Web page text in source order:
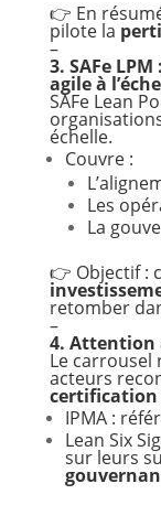
👉 En
pilote la
–
3. SAFe
agile à
SAFe Lean
échelle.
Couvre :
Les
La
👉 Objectif :
retomber
–
4. Attention
Le carrousel
acteurs
certification
IPMA :
Lean Six
sur leurs